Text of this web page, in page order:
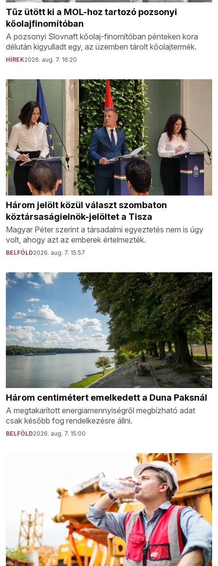
Tűz ütött ki a MOL-hoz tartozó pozsonyi
kőolajfinomítóban
A pozsonyi Slovnaft kőolaj-finomítóban pénteken kora
délután kigyulladt egy, az üzemben tárolt kőolajtermék.
HÍREK2026. aug. 7. 16:20
Három jelölt közül választ szombaton
köztársaságielnök-jelöltet a Tisza
Magyar Péter szerint a társadalmi egyeztetés nem is úgy
volt, ahogy azt az emberek értelmezték.
BELFÖLD2026. aug. 7. 15:57
Három centimétert emelkedett a Duna Paksnál
A megtakarított energiamennyiségről megbízható adat
csak később fog rendelkezésre állni.
BELFÖLD2026. aug. 7. 15:00